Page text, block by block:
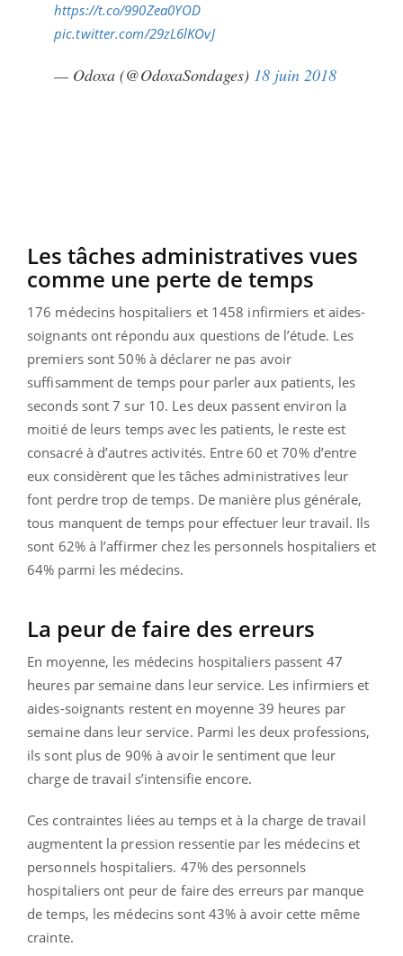
https://t.co/990Zea0YOD
pic.twitter.com/29zL6lKOvJ
— Odoxa (@OdoxaSondages) 18 juin 2018
Les tâches administratives vues
comme une perte de temps
176 médecins hospitaliers et 1458 infirmiers et aides-
soignants ont répondu aux questions de l’étude. Les
premiers sont 50% à déclarer ne pas avoir
suffisamment de temps pour parler aux patients, les
seconds sont 7 sur 10. Les deux passent environ la
moitié de leurs temps avec les patients, le reste est
consacré à d’autres activités. Entre 60 et 70% d’entre
eux considèrent que les tâches administratives leur
font perdre trop de temps. De manière plus générale,
tous manquent de temps pour effectuer leur travail. Ils
sont 62% à l’affirmer chez les personnels hospitaliers et
64% parmi les médecins.
La peur de faire des erreurs
En moyenne, les médecins hospitaliers passent 47
heures par semaine dans leur service. Les infirmiers et
aides-soignants restent en moyenne 39 heures par
semaine dans leur service. Parmi les deux professions,
ils sont plus de 90% à avoir le sentiment que leur
charge de travail s’intensifie encore.
Ces contraintes liées au temps et à la charge de travail
augmentent la pression ressentie par les médecins et
personnels hospitaliers. 47% des personnels
hospitaliers ont peur de faire des erreurs par manque
de temps, les médecins sont 43% à avoir cette même
crainte.